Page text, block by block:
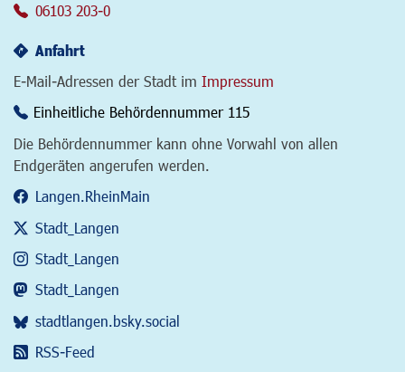
06103 203-0
Anfahrt
E-Mail-Adressen der Stadt im Impressum
Einheitliche Behördennummer 115
Die Behördennummer kann ohne Vorwahl von allen
Endgeräten angerufen werden.
Langen.RheinMain
Stadt_Langen
Stadt_Langen
Stadt_Langen
stadtlangen.bsky.social
RSS-Feed